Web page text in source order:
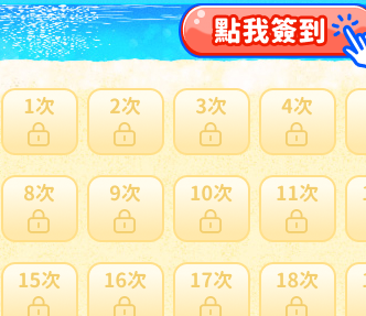
08【現状】あんさんぶるスターズ グッズ アクリルスタンド 等 まとめ売り あんスタ
6294円 NT1362 35501円
※ 超過 48小時 外付款之訂單及日本寄日本之訂單，
※ 優惠賣家商品有含材積商品或符合大型商品限制
※ 限定自取商品不適用日本當地運費優惠。